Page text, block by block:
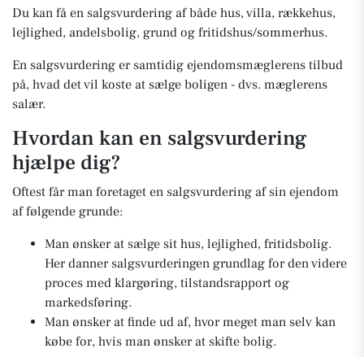
Du kan få en salgsvurdering af både hus, villa, rækkehus,
lejlighed, andelsbolig, grund og fritidshus/sommerhus.
En salgsvurdering er samtidig ejendomsmæglerens tilbud
på, hvad det vil koste at sælge boligen - dvs. mæglerens
salær.
Hvordan kan en salgsvurdering
hjælpe dig?
Oftest får man foretaget en salgsvurdering af sin ejendom
af følgende grunde:
Man ønsker at sælge sit hus, lejlighed, fritidsbolig.
Her danner salgsvurderingen grundlag for den videre
proces med klargøring, tilstandsrapport og
markedsføring.
Man ønsker at finde ud af, hvor meget man selv kan
købe for, hvis man ønsker at skifte bolig.